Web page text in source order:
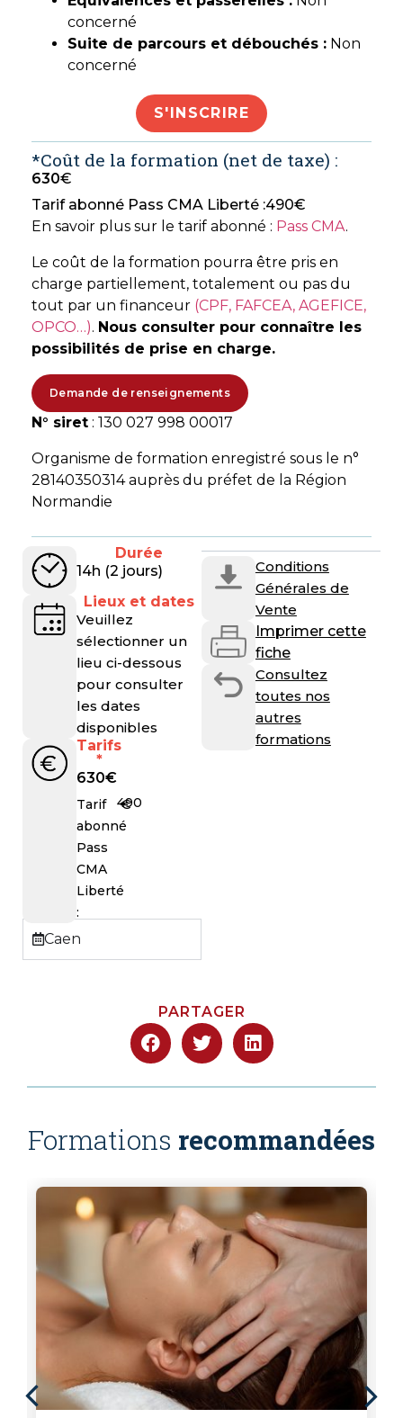
concerné
Suite de parcours et débouchés : Non
concerné
S'INSCRIRE
*Coût de la formation (net de taxe) :
630€
Tarif abonné Pass CMA Liberté :490€
En savoir plus sur le tarif abonné : Pass CMA.
Le coût de la formation pourra être pris en
charge partiellement, totalement ou pas du
tout par un financeur (CPF, FAFCEA, AGEFICE,
OPCO…). Nous consulter pour connaître les
possibilités de prise en charge.
Demande de renseignements
N° siret : 130 027 998 00017
Organisme de formation enregistré sous le n°
28140350314 auprès du préfet de la Région
Normandie
Durée
14h (2 jours)
Lieux et dates
Veuillez
sélectionner un
lieu ci-dessous
pour consulter
les dates
disponibles
Caen
Tarifs
*
630€
Tarif
abonné
Pass
CMA
Liberté
:
490
€
Conditions
Générales de
Vente
Imprimer cette
fiche
Consultez
toutes nos
autres
formations
PARTAGER
Formations recommandées